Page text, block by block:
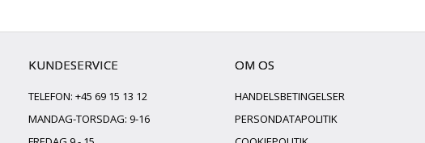
KUNDESERVICE
TELEFON: +45 69 15 13 12
MANDAG-TORSDAG: 9-16
OM OS
HANDELSBETINGELSER
PERSONDATAPOLITIK